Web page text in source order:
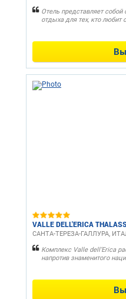
Отель представляет собой
отдыха для тех, кто любит
VALLE DELL'ERICA
САНТА-ТЕРЕЗА-ГАЛЛУРА,
Комплекс Valle dell’Erica
напротив знаменитого